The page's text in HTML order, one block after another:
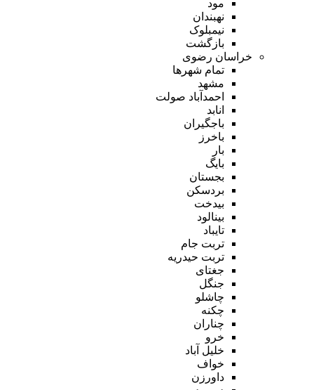
مود
نهبندان
نیمبلوک
بازگشت
خراسان رضوی
تمام شهر‌ها
مشهد
احمدآباد صولت
انابد
باجگیران
باخرز
بار
بایگ
بجستان
بردسکن
بیدخت
بینالود
تایباد
تربت جام
تربت حیدریه
جغتای
جنگل
چاشلو
چکنه
چناران
خرو
خلیل آباد
خواف
داورزن